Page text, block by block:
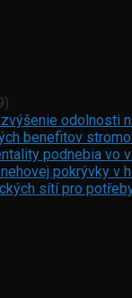
odolnosti
benefitov
podnebia vo
pokrývky v
sítí pro